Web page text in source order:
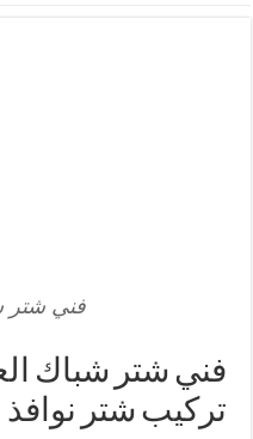
فني شتر
تركيب شتر نوافذ